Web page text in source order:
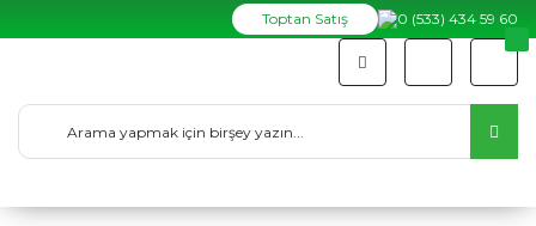
Toptan Satış 0 (533) 434 59 60